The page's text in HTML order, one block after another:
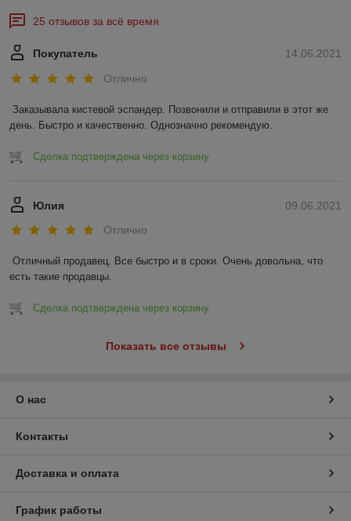
25 отзывов за всё время
14.06.2021
Покупатель
Отлично
Заказывала кистевой эспандер. Позвонили и отправили в этот же
день. Быстро и качественно. Однозначно рекомендую.
Сделка подтверждена через корзину
09.06.2021
Юлия
Отлично
Отличный продавец. Все быстро и в сроки. Очень довольна, что
есть такие продавцы.
Сделка подтверждена через корзину
Показать все отзывы
О нас
Контакты
Доставка и оплата
График работы